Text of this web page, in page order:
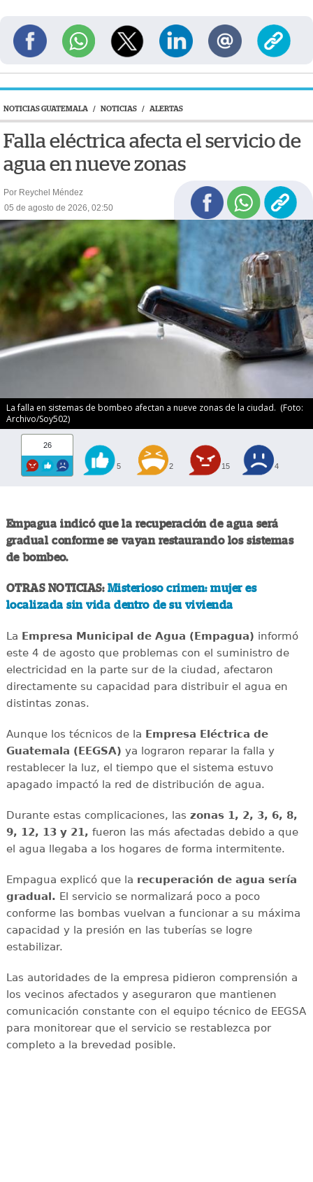
NOTICIAS GUATEMALA / NOTICIAS / ALERTAS
Falla eléctrica afecta el servicio de
agua en nueve zonas
Por Reychel Méndez
05 de agosto de 2026, 02:50
La falla en sistemas de bombeo afectan a nueve zonas de la ciudad. (Foto:
Archivo/Soy502)
26
5 2 15 4
Empagua indicó que la recuperación de agua será
gradual conforme se vayan restaurando los sistemas
de bombeo.
OTRAS NOTICIAS: Misterioso crimen: mujer es
localizada sin vida dentro de su vivienda
La Empresa Municipal de Agua (Empagua) informó
este 4 de agosto que problemas con el suministro de
electricidad en la parte sur de la ciudad, afectaron
directamente su capacidad para distribuir el agua en
distintas zonas.
Aunque los técnicos de la Empresa Eléctrica de
Guatemala (EEGSA) ya lograron reparar la falla y
restablecer la luz, el tiempo que el sistema estuvo
apagado impactó la red de distribución de agua.
Durante estas complicaciones, las zonas 1, 2, 3, 6, 8,
9, 12, 13 y 21, fueron las más afectadas debido a que
el agua llegaba a los hogares de forma intermitente.
Empagua explicó que la recuperación de agua sería
gradual. El servicio se normalizará poco a poco
conforme las bombas vuelvan a funcionar a su máxima
capacidad y la presión en las tuberías se logre
estabilizar.
Las autoridades de la empresa pidieron comprensión a
los vecinos afectados y aseguraron que mantienen
comunicación constante con el equipo técnico de EEGSA
para monitorear que el servicio se restablezca por
completo a la brevedad posible.